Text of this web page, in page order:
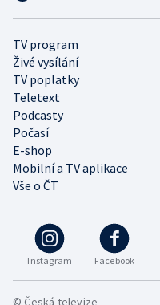
Instagram Facebook
TV program
Živé vysílání
TV poplatky
Teletext
Podcasty
Počasí
E-shop
Mobilní a TV aplikace
Vše o ČT
© Česká televize